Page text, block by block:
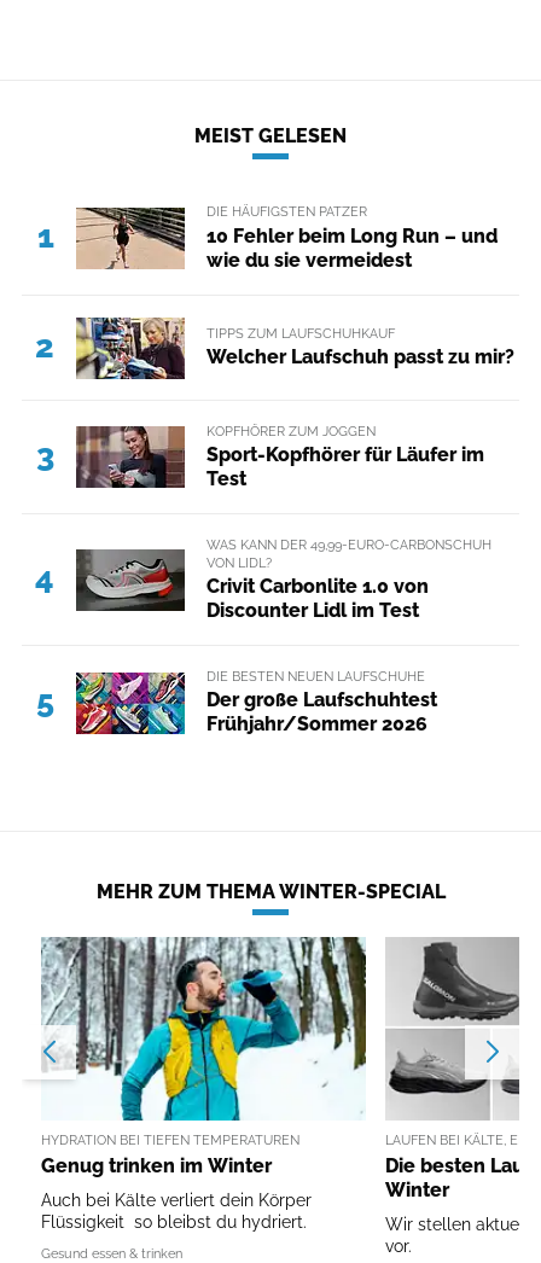
MEIST GELESEN
1
DIE HÄUFIGSTEN PATZER
10 Fehler beim Long Run – und
wie du sie vermeidest
2 TIPPS ZUM LAUFSCHUHKAUF
Welcher Laufschuh passt zu mir?
3
KOPFHÖRER ZUM JOGGEN
Sport-Kopfhörer für Läufer im
Test
4
WAS KANN DER 49,99-EURO-CARBONSCHUH
VON LIDL?
Crivit Carbonlite 1.0 von
Discounter Lidl im Test
5
DIE BESTEN NEUEN LAUFSCHUHE
Der große Laufschuhtest
Frühjahr/Sommer 2026
MEHR ZUM THEMA WINTER-SPECIAL
HYDRATION BEI TIEFEN TEMPERATUREN
Genug trinken im Winter
Auch bei Kälte verliert dein Körper
Flüssigkeit  so bleibst du hydriert.
Gesund essen & trinken
LAUFEN BEI KÄLTE, EIS
Die besten
Winter
Wir stellen
vor.